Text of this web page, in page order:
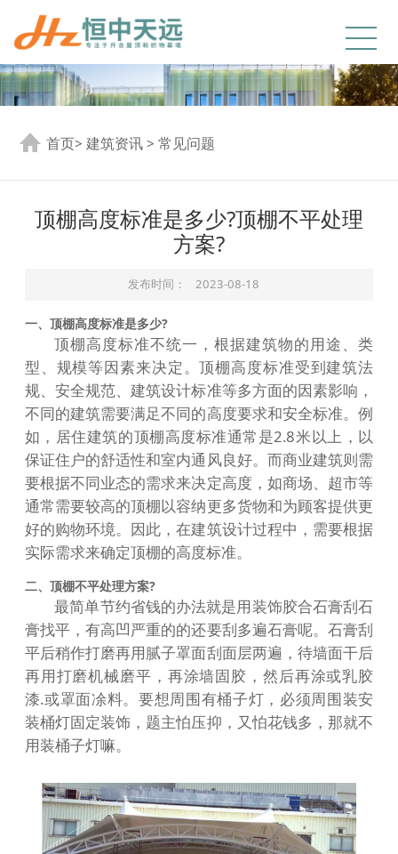
首页>建筑资讯>常见问题
顶棚高度标准是多少?顶棚不平处理
方案?
发布时间： 2023-08-18
一、顶棚高度标准是多少?
顶棚高度标准不统一，根据建筑物的用途、类
型、规模等因素来决定。顶棚高度标准受到建筑法
规、安全规范、建筑设计标准等多方面的因素影响，
不同的建筑需要满足不同的高度要求和安全标准。例
如，居住建筑的顶棚高度标准通常是2.8米以上，以
保证住户的舒适性和室内通风良好。而商业建筑则需
要根据不同业态的需求来决定高度，如商场、超市等
通常需要较高的顶棚以容纳更多货物和为顾客提供更
好的购物环境。因此，在建筑设计过程中，需要根据
实际需求来确定顶棚的高度标准。
二、顶棚不平处理方案?
最简单节约省钱的办法就是用装饰胶合石膏刮石
膏找平，有高凹严重的的还要刮多遍石膏呢。石膏刮
平后稍作打磨再用腻子罩面刮面层两遍，待墙面干后
再用打磨机械磨平，再涂墙固胶，然后再涂或乳胶
漆.或罩面凃料。要想周围有桶子灯，必须周围装安
装桶灯固定装饰，题主怕压抑，又怕花钱多，那就不
用装桶子灯嘛。